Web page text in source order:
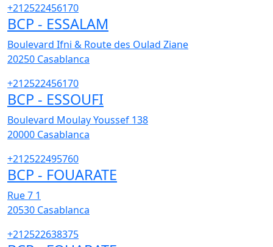
+212522456170
BCP - ESSALAM
Boulevard Ifni & Route des Oulad Ziane
20250 Casablanca
+212522456170
BCP - ESSOUFI
Boulevard Moulay Youssef 138
20000 Casablanca
+212522495760
BCP - FOUARATE
Rue 7 1
20530 Casablanca
+212522638375